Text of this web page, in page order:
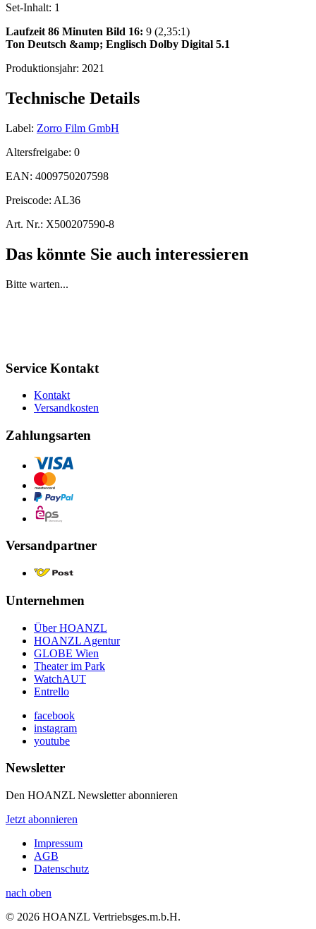
Set-Inhalt: 1
Laufzeit 86 Minuten Bild 16: 9 (2,35:1)
Ton Deutsch &amp; Englisch Dolby Digital 5.1
Produktionsjahr: 2021
Technische Details
Label: Zorro Film GmbH
Altersfreigabe: 0
EAN: 4009750207598
Preiscode: AL36
Art. Nr.: X500207590-8
Das könnte Sie auch interessieren
Bitte warten...
Service Kontakt
Kontakt
Versandkosten
Zahlungsarten
Versandpartner
Unternehmen
Über HOANZL
HOANZL Agentur
GLOBE Wien
Theater im Park
WatchAUT
Entrello
facebook
instagram
youtube
Newsletter
Den HOANZL Newsletter abonnieren
Jetzt abonnieren
Impressum
AGB
Datenschutz
nach oben
© 2026 HOANZL Vertriebsges.m.b.H.